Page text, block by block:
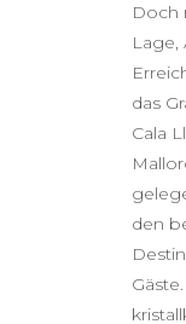
Doch
Lage,
das
Cala
den